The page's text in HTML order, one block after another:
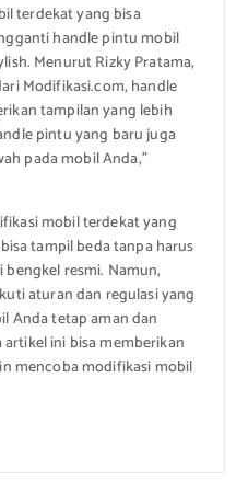
terdekat yang bisa
handle pintu mobil
Menurut Rizky Pratama,
Modifikasi.com, handle
tampilan yang lebih
pintu yang baru juga
pada mobil Anda,”
mobil terdekat yang
tampil beda tanpa harus
resmi. Namun,
aturan dan regulasi yang
Anda tetap aman dan
ini bisa memberikan
mencoba modifikasi mobil